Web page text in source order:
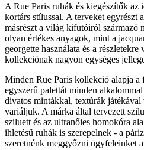
A Rue Paris ruhák és kiegészítők
kortárs stílussal. A terveket egyrészt
másrészt a világ kifutóiról származó
olyan értékes anyagok, mint a
georgette használata és a
kollekciónak nagyon egységes
Minden Rue Paris kollekció alapja a
egyszerű palettát minden
divatos mintákkal, textúrák játékával
variáljuk. A márka által tervezett
sziluett és az ultranőies homokóra
ihletésű ruhák is szerepelnek - a
szeretnénk meggyőzni ügyfeleinket